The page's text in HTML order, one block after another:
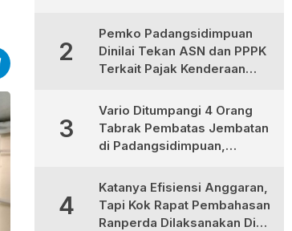
Siswa Protes
2
Pemko Padangsidimpuan
Dinilai Tekan ASN dan PPPK
Terkait Pajak Kenderaan
3
Vario Ditumpangi 4 Orang
Tabrak Pembatas Jembatan
di Padangsidimpuan,
4
Katanya Efisiensi Anggaran,
Tapi Kok Rapat Pembahasan
Ranperda Dilaksanakan Di